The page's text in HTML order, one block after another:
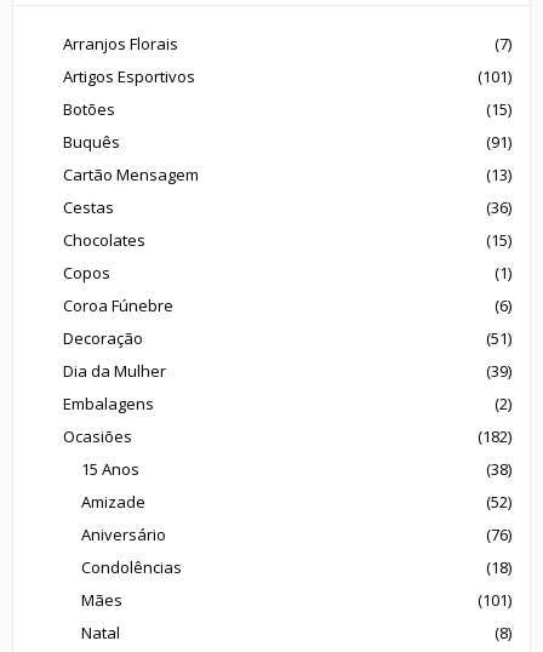
Arranjos Florais
(7)
Artigos Esportivos
(101)
Botões
(15)
Buquês
(91)
Cartão Mensagem
(13)
Cestas
(36)
Chocolates
(15)
Copos
(1)
Coroa Fúnebre
(6)
Decoração
(51)
Dia da Mulher
(39)
Embalagens
(2)
Ocasiões
(182)
15 Anos
(38)
Amizade
(52)
Aniversário
(76)
Condolências
(18)
Mães
(101)
Natal
(8)